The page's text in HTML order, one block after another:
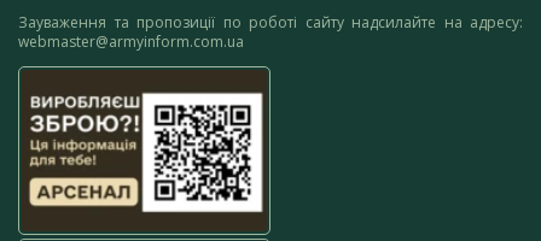
Зауваження та пропозиції по роботі сайту надсилайте на адресу:
webmaster@armyinform.com.ua